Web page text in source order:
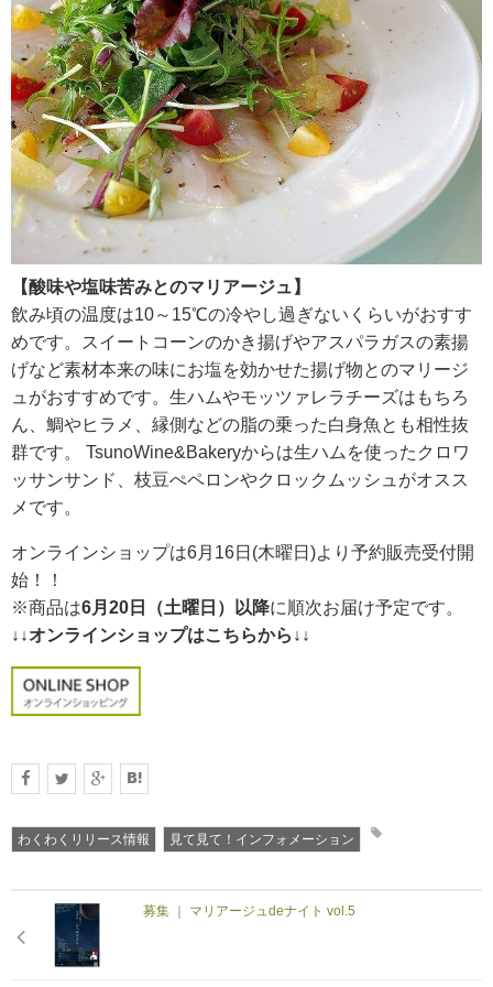
【酸味や塩味苦みとのマリアージュ】
飲み頃の温度は10～15℃の冷やし過ぎないくらいがおすす
めです。スイートコーンのかき揚げやアスパラガスの素揚
げなど素材本来の味にお塩を効かせた揚げ物とのマリージ
ュがおすすめです。生ハムやモッツァレラチーズはもちろ
ん、鯛やヒラメ、縁側などの脂の乗った白身魚とも相性抜
群です。 TsunoWine&Bakeryからは生ハムを使ったクロワ
ッサンサンド、枝豆ぺペロンやクロックムッシュがオスス
メです。
オンラインショップは6月16日(木曜日)より予約販売受付開
始！！
※商品は6月20日（土曜日）以降に順次お届け予定です。
↓↓オンラインショップはこちらから↓↓
わくわくリリース情報 見て見て！インフォメーション
募集 ｜ マリアージュdeナイト vol.5